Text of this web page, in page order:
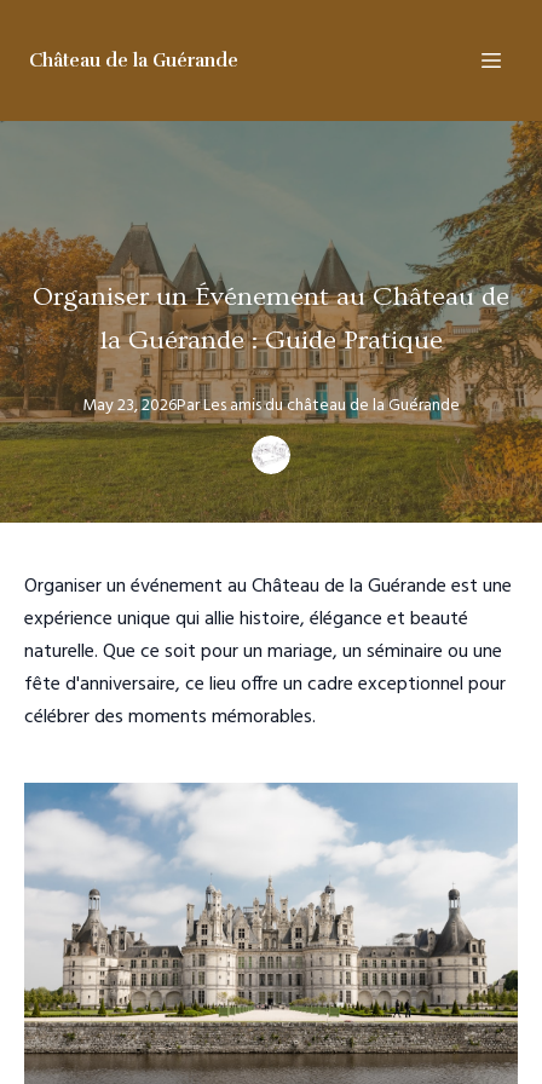
Château de la Guérande
Organiser un Événement au Château de
la Guérande : Guide Pratique
May 23, 2026ParLes amisdu château de la Guérande
Organiser un événement au Château de la Guérande est une
expérience unique qui allie histoire, élégance et beauté
naturelle. Que ce soit pour un mariage, un séminaire ou une
fête d'anniversaire, ce lieu offre un cadre exceptionnel pour
célébrer des moments mémorables.